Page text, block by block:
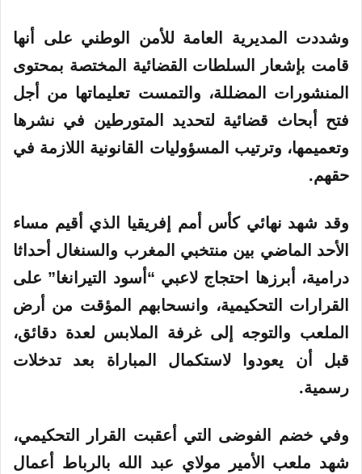
وشددت المديرية العامة للأمن الوطني على أنها
قامت بإشعار السلطات القضائية المختصة بمحتوى
المنشورات المضللة، والتمست تعليماتها من أجل
فتح أبحاث قضائية لتحديد المتورطين في نشرها
وتعميمها، وترتيب المسؤوليات القانونية اللازمة في
حقهم.
وقد شهد نهائي كأس أمم إفريقيا الذي أقيم مساء
الأحد الماضي بين منتخبي المغرب والسنغال أحداثا
درامية، أبرزها احتجاج لاعبي “أسود التيرانغا” على
القرارات التحكيمية، وانسحابهم المؤقت من أرض
الملعب والتوجه إلى غرفة الملابس لعدة دقائق،
قبل أن يعودوا لاستكمال المباراة بعد تدخلات
رسمية.
وفي خضم الفوضى التي أعقبت القرار التحكيمي،
شهد ملعب الأمير مولاي عبد الله بالرباط أعمال